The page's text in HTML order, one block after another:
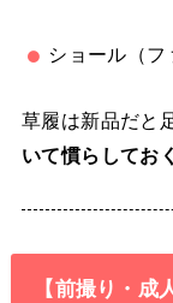
ショール（フ
草履は新品だと
いて慣らしてお
【前撮り・